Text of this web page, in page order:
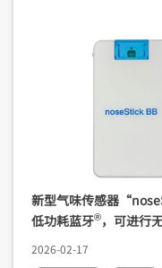
新型气味传感器
低功耗蓝牙®，可进行
2026-02-17